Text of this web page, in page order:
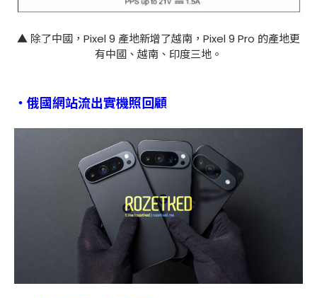
▲ 除了中國，Pixel 9 產地新增了越南，Pixel 9 Pro 的產地更
有中國、越南、印度三地。
・俄國網站流出實機照回顧